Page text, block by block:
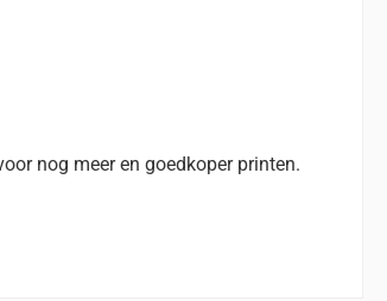
nog meer en goedkoper printen.